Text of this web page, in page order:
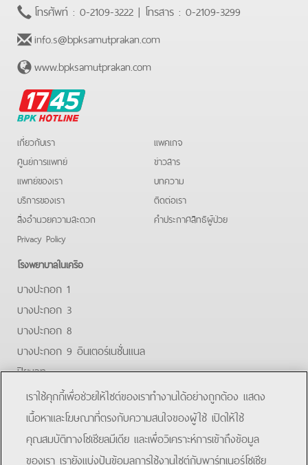
โทรศัพท์ : 0-2109-3222 | โทรสาร : 0-2109-3299
info.s@bpksamutprakan.com
www.bpksamutprakan.com
BPK
Hotline
เกี่ยวกับเรา
ศูนย์การแพทย์
แพทย์ของเรา
บริการของเรา
สิ่งอำนวยความสะดวก
Privacy Policy
แพคเกจ
ข่าวสาร
บทความ
ติดต่อเรา
คําประกาศสิทธิผู้ป่วย
โรงพยาบาลในเครือ
บางปะกอก 1
บางปะกอก 3
บางปะกอก 8
บางปะกอก 9 อินเตอร์เนชั่นแนล
ปิยะเวท
บางปะกอก-รังสิต 2
บางปะกอกสมุทรปราการ
FacebookLine
เราใช้คุกกี้เพื่อช่วยให้ไซต์ของเราทำงานได้อย่างถูกต้อง แสดง
เนื้อหาและโฆษณาที่ตรงกับความสนใจของผู้ใช้ เปิดให้ใช้
คุณสมบัติทางโซเชียลมีเดีย และเพื่อวิเคราะห์การเข้าถึงข้อมูล
ของเรา เรายังแบ่งปันข้อมูลการใช้งานไซต์กับพาร์ทเนอร์โซเชีย